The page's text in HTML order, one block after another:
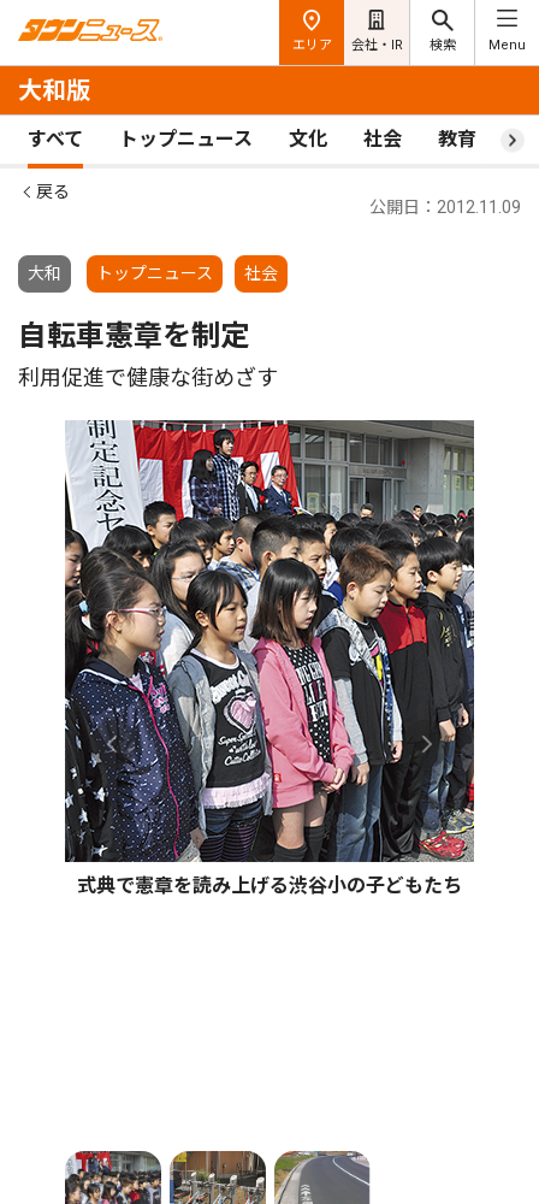
エリア 会社・IR 検索 Menu
大和版
すべて トップニュース 文化 社会 教育 ス
戻る
大和 トップニュース 社会
公開日：2012.11.09
自転車憲章を制定
利用促進で健康な街めざす
式典で憲章を読み上げる渋谷小の子どもたち